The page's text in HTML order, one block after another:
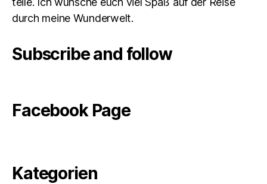
durch meine Wunderwelt.
Subscribe and follow
Facebook Page
Kategorien